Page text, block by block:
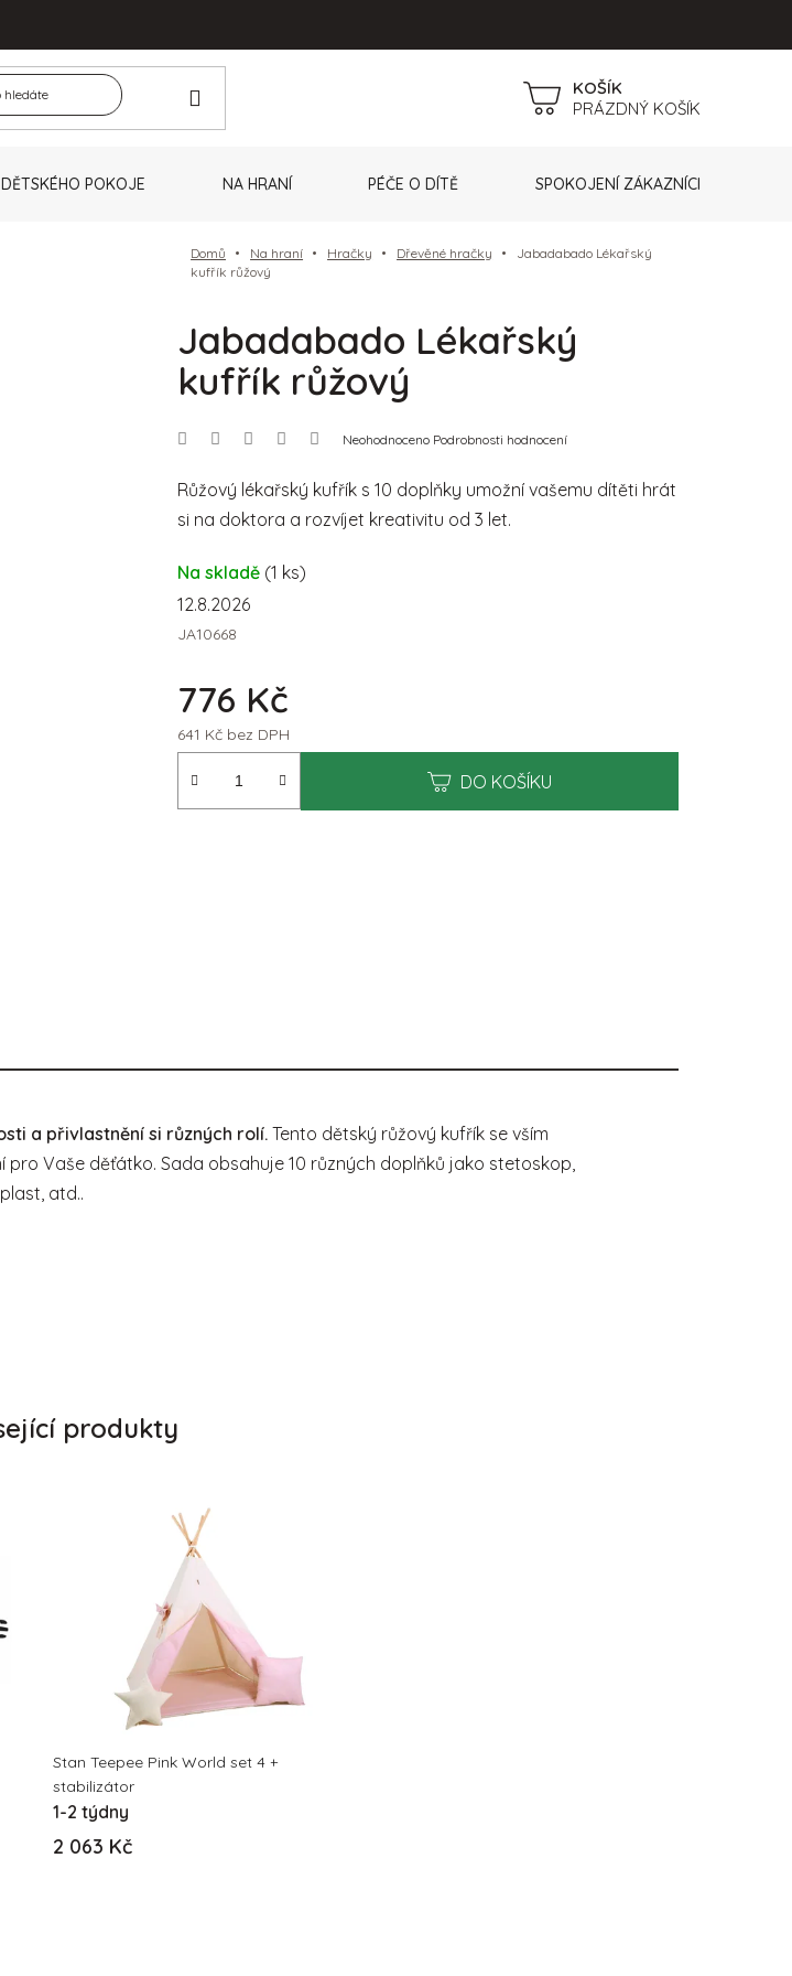
NÁKUPNÍPRÁZDNÝ KOŠÍK
POKOJE NA HRANÍ PÉČE O DÍTĚ SPOKOJENÍ ZÁKAZNÍCI
Domů Na hraní Hračky Dřevěné hračky
Jabadabado Lékařský
kufřík růžový
Jabadabado Lékařský
kufřík růžový
Průměrné
je
0,0
z
5
Neohodnoceno Podrobnosti hodnocení
Růžový lékařský kufřík s 10 doplňky umožní vašemu dítěti hrát
si na doktora a rozvíjet kreativitu od 3 let.
Na skladě (1 ks)
12.8.2026
JA10668
776 Kč
641 Kč bez DPH
DO KOŠÍKU
a přivlastnění si různých rolí. Tento dětský růžový kufřík se vším
Vaše děťátko. Sada obsahuje 10 různých doplňků jako stetoskop,
atd..
produkty
Stan Teepee Pink World set 4 +
stabilizátor
1-2 týdny
2 063 Kč